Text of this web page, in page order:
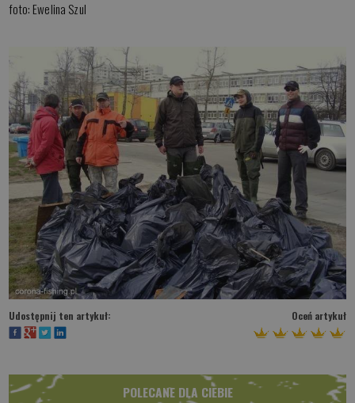
foto: Ewelina Szul
Udostępnij ten artykuł: Oceń artykuł
POLECANE DLA CIEBIE